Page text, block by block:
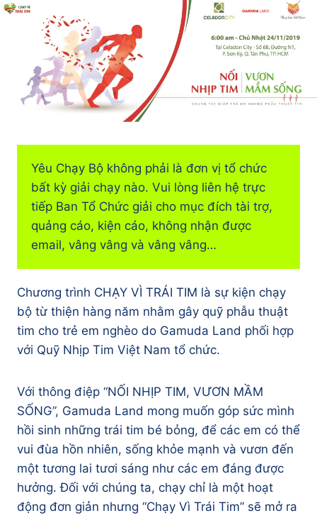
Yêu Chạy Bộ không phải là đơn vị tổ chức
bất kỳ giải chạy nào. Vui lòng liên hệ trực
tiếp Ban Tổ Chức giải cho mục đích tài trợ,
quảng cáo, kiện cáo, không nhận được
email, vâng vâng và vâng vâng…
Chương trình CHẠY VÌ TRÁI TIM là sự kiện chạy
bộ từ thiện hàng năm nhằm gây quỹ phẫu thuật
tim cho trẻ em nghèo do Gamuda Land phối hợp
với Quỹ Nhịp Tim Việt Nam tổ chức.
Với thông điệp “NỐI NHỊP TIM, VƯƠN MẦM
SỐNG”, Gamuda Land mong muốn góp sức mình
hồi sinh những trái tim bé bỏng, để các em có thể
vui đùa hồn nhiên, sống khỏe mạnh và vươn đến
một tương lai tươi sáng như các em đáng được
hưởng. Đối với chúng ta, chạy chỉ là một hoạt
động đơn giản nhưng “Chạy Vì Trái Tim” sẽ mở ra